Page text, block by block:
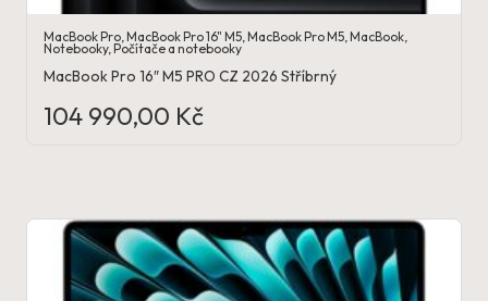
MacBook Pro ,MacBook Pro 16" M5 ,MacBook Pro M5 ,MacBook
Notebooky,Počítače a notebooky
MacBook Pro 16″ M5 PRO CZ 2026 Stříbrný
104 990,00 Kč